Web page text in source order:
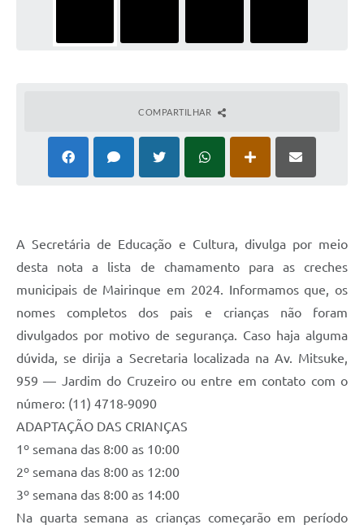
COMPARTILHAR
A Secretária de Educação e Cultura, divulga por meio
desta nota a lista de chamamento para as creches
municipais de Mairinque em 2024. Informamos que, os
nomes completos dos pais e crianças não foram
divulgados por motivo de segurança. Caso haja alguma
dúvida, se dirija a Secretaria localizada na Av. Mitsuke,
959 — Jardim do Cruzeiro ou entre em contato com o
número: (11) 4718-9090
ADAPTAÇÃO DAS CRIANÇAS
1º semana das 8:00 as 10:00
2º semana das 8:00 as 12:00
3º semana das 8:00 as 14:00
Na quarta semana as crianças começarão em período